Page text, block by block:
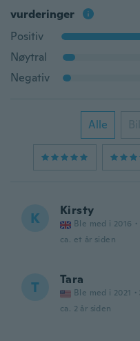
vurderinger
Positiv
Nøytral
Negativ
Alle
K Kirsty
Ble med i 2016 ·
ca. et år siden
T Tara
Ble med i 2021 ·
ca. 2 år siden